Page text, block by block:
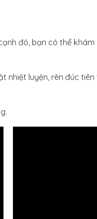
đó, bạn có thể
luyện, rèn đúc